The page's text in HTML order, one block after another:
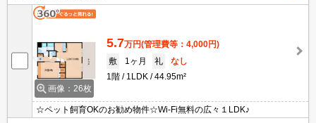
画像：26枚
5.7万円(管理費等：4,000円)
敷
1ヶ月 礼
なし
1階
1LDK 44.95m²
☆ペット飼育OKのお勧め物件☆Wi-Fi無料の広々１LDK♪